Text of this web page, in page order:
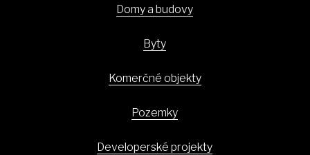
Domy a budovy
Byty
Komerčné objekty
Pozemky
Developerské projekty